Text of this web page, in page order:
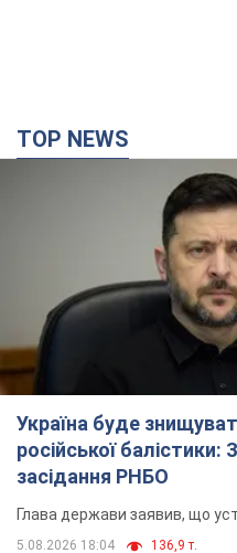
5.08.2026 18:04
У липні армія РФ
БпЛА, човнів і
оприлюднили
Минулого місяця також
та кількість уражень на
10 годин тому
"Потрібні швидкі та
Корецький пообіцяв
пріоритетний доступ
Так чи так, бізнес після
6 годин тому 1,3 т.